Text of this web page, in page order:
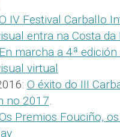
IV Festival Carballo
entra na Costa da
En marcha a 4ª
virtual
O éxito do III
no 2017.
Premios Fouciño,